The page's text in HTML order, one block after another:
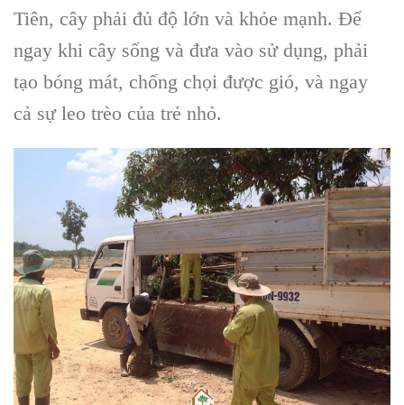
Tiên, cây phải đủ độ lớn và khỏe mạnh. Để
ngay khi cây sống và đưa vào sử dụng, phải
tạo bóng mát, chống chọi được gió, và ngay
cả sự leo trèo của trẻ nhỏ.